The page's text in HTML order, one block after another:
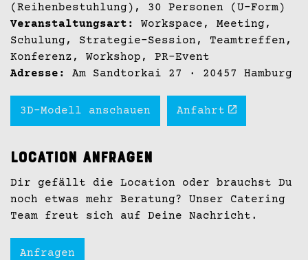
(Reihenbestuhlung), 30 Personen (U-Form)
Veranstaltungsart: Workspace, Meeting,
Schulung, Strategie-Session, Teamtreffen,
Konferenz, Workshop, PR-Event
Adresse: Am Sandtorkai 27 · 20457 Hamburg
3D-Modell anschauen Anfahrt
Location anfragen
Dir gefällt die Location oder brauchst Du
noch etwas mehr Beratung? Unser Catering
Team freut sich auf Deine Nachricht.
Anfragen